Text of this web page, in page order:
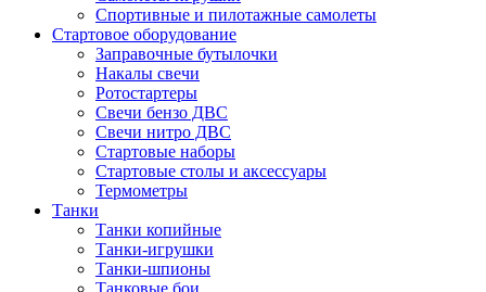
Спортивные и пилотажные самолеты
Стартовое оборудование
Заправочные бутылочки
Накалы свечи
Ротостартеры
Свечи бензо ДВС
Свечи нитро ДВС
Стартовые наборы
Стартовые столы и аксессуары
Термометры
Танки
Танки копийные
Танки-игрушки
Танки-шпионы
Танковые бои